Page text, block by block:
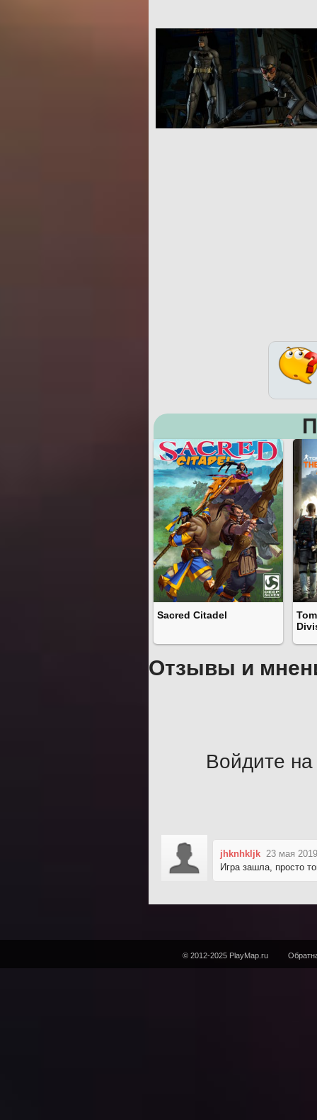
Sacred Citadel
Отзывы и
Войдите на
jhknhkljk 23 мая
Игра зашла, просто
© 2012-2025 PlayMap.ru